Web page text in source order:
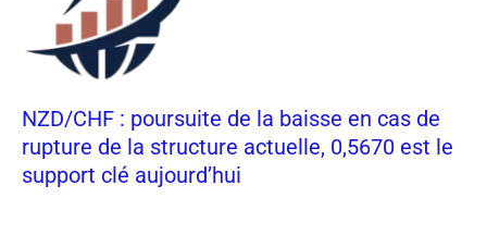
NZD/CHF : poursuite de la baisse en cas de
rupture de la structure actuelle, 0,5670 est le
support clé aujourd’hui